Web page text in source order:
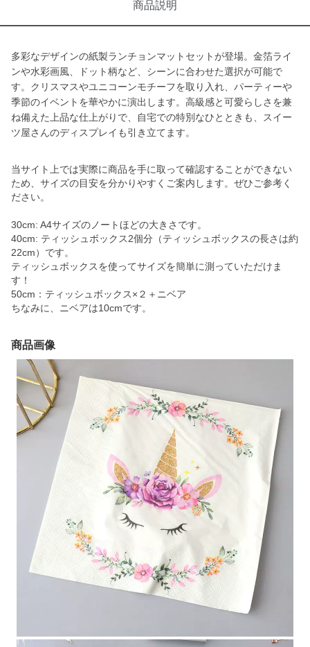
商品説明
多彩なデザインの紙製ランチョンマットセットが登場。金箔ライ
ンや水彩画風、ドット柄など、シーンに合わせた選択が可能で
す。クリスマスやユニコーンモチーフを取り入れ、パーティーや
季節のイベントを華やかに演出します。高級感と可愛らしさを兼
ね備えた上品な仕上がりで、自宅での特別なひとときも、スイー
ツ屋さんのディスプレイも引き立てます。
当サイト上では実際に商品を手に取って確認することができない
ため、サイズの目安を分かりやすくご案内します。ぜひご参考く
ださい。
30cm: A4サイズのノートほどの大きさです。
40cm: ティッシュボックス2個分（ティッシュボックスの長さは約
22cm）です。
ティッシュボックスを使ってサイズを簡単に測っていただけま
す！
50cm：ティッシュボックス×２＋ニベア
ちなみに、ニベアは10cmです。
商品画像